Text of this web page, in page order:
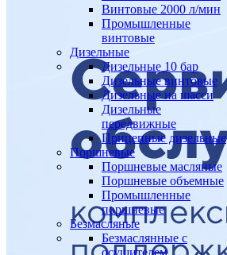
Винтовые 2000 л/мин
Промышленные
винтовые
Дизельные
Дизельные 10 бар
Дизельные винтовые
Дизельные на шасси
Дизельные
передвижные
Прицепные дизельные
Поршневые
Поршневые масляные
Поршневые объемные
Промышленные
поршневые
Безмасляные
Безмаслянные с
осушителем